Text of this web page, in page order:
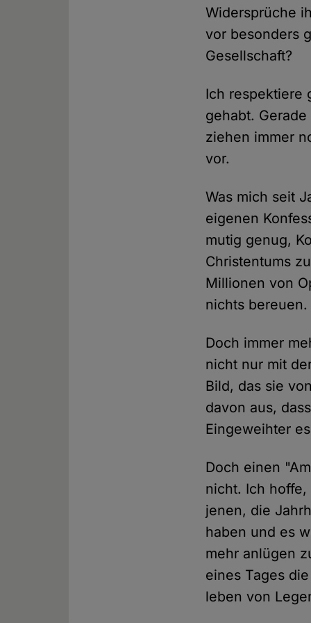
Widersprüche
vor besonders
Gesellschaft?
Ich respektiere
gehabt.
ziehen immer
vor.
Was mich seit
eigenen
mutig genug,
Christentums
Millionen von
nichts
Doch immer
nicht nur mit
Bild, das sie
davon aus,
Eingeweihter
Doch einen
nicht. Ich
jenen, die
haben und es
mehr anlügen
eines Tages
leben von